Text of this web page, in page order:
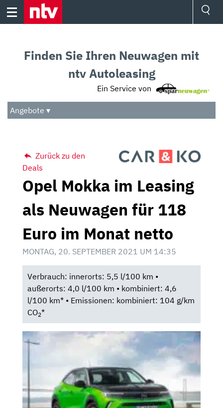
Skip
Audio
Das Beste
Finden Sie Ihren Neuwagen mit
ntv Autoleasing
Ein Service von
Angebote ▾
Zurück zu den
Deals
Opel Mokka im Leasing
als Neuwagen für 118
Euro im Monat netto
MONTAG, 20. SEPTEMBER 2021 UM 14:35
Verbrauch: innerorts: 5,5 l/100 km •
außerorts: 4,0 l/100 km • kombiniert: 4,6
l/100 km* • Emissionen: kombiniert: 104 g/km
CO2*